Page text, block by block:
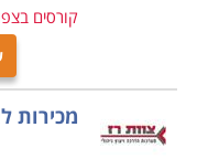
נוספות הן חלק
קורסים
מכירות